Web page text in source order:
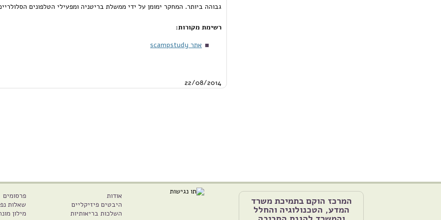
גבוהה ביותר. המחקר ימומן על ידי ממשלת בריטניה ומפעילי הטלפונים
רשימת מקורות:
אתר scampstudy
22/08/2014
המרכז הוקם בתמיכת משרד
המדע, הטכנולוגיה והחלל
אודות
היבטים פיזיקליים
השלכות בריאותיות
פרסומים
שאלות
מילון